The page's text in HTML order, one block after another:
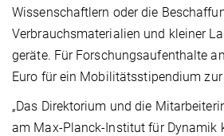
Wissenschaftlern oder die
Verbrauchsmaterialien und kleiner
geräte. Für Forschungsaufenthalte
Euro für ein Mobilitätsstipendium
„Das Direktorium und die
am Max-Planck-Institut für Dynamik